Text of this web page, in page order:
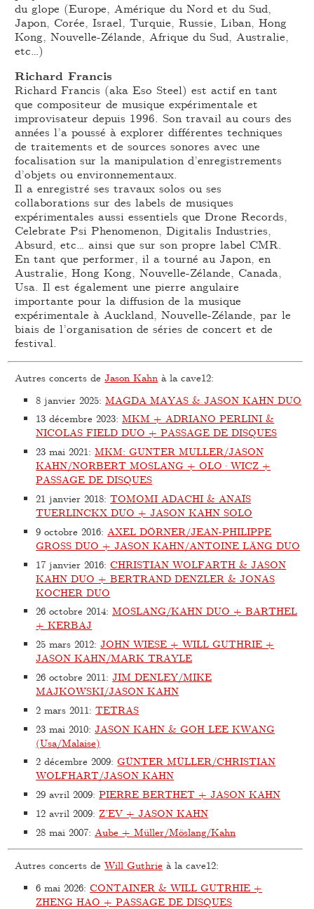
du glope (Europe, Amérique du Nord et du Sud,
Japon, Corée, Israel, Turquie, Russie, Liban, Hong
Kong, Nouvelle-Zélande, Afrique du Sud, Australie,
etc…)
Richard Francis
Richard Francis (aka Eso Steel) est actif en tant
que compositeur de musique expérimentale et
improvisateur depuis 1996. Son travail au cours des
années l’a poussé à explorer différentes techniques
de traitements et de sources sonores avec une
focalisation sur la manipulation d’enregistrements
d’objets ou environnementaux.
Il a enregistré ses travaux solos ou ses
collaborations sur des labels de musiques
expérimentales aussi essentiels que Drone Records,
Celebrate Psi Phenomenon, Digitalis Industries,
Absurd, etc… ainsi que sur son propre label CMR.
En tant que performer, il a tourné au Japon, en
Australie, Hong Kong, Nouvelle-Zélande, Canada,
Usa. Il est également une pierre angulaire
importante pour la diffusion de la musique
expérimentale à Auckland, Nouvelle-Zélande, par le
biais de l’organisation de séries de concert et de
festival.
Autres concerts deJason Kahn à la cave12:
8 janvier 2025:MAGDA MAYAS & JASON KAHN DUO
13 décembre 2023:MKM + ADRIANO PERLINI &
NICOLAS FIELD DUO + PASSAGE DE DISQUES
23 mai 2021:MKM: GUNTER MULLER/JASON
KAHN/NORBERT MOSLANG + OLO·WICZ +
PASSAGE DE DISQUES
21 janvier 2018:TOMOMI ADACHI & ANAÏS
TUERLINCKX DUO + JASON KAHN SOLO
9 octobre 2016: AXEL DÖRNER/JEAN-PHILIPPE
GROSS DUO + JASON KAHN/ANTOINE LÄNG DUO
17 janvier 2016:CHRISTIAN WOLFARTH & JASON
KAHN DUO + BERTRAND DENZLER & JONAS
KOCHER DUO
26 octobre 2014:MOSLANG/KAHN DUO + BARTHEL
+ KERBAJ
25 mars 2012:JOHN WIESE + WILL GUTHRIE +
JASON KAHN/MARK TRAYLE
26 octobre 2011:JIM DENLEY/MIKE
MAJKOWSKI/JASON KAHN
2 mars 2011:TETRAS
23 mai 2010:JASON KAHN & GOH LEE KWANG
(Usa/Malaise)
2 décembre 2009:GÜNTER MÜLLER/CHRISTIAN
WOLFHART/JASON KAHN
29 avril 2009:PIERRE BERTHET + JASON KAHN
12 avril 2009:Z’EV + JASON KAHN
28 mai 2007: Aube + Müller/Möslang/Kahn
Autres concerts deWill Guthrie à la cave12:
6 mai 2026:CONTAINER & WILL GUTRHIE +
ZHENG HAO + PASSAGE DE DISQUES